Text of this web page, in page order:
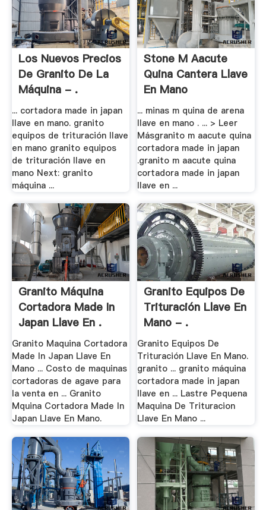
Los Nuevos Precios
De Granito De La
Máquina - .
... cortadora made in japan
llave en mano. granito
equipos de trituración llave
en mano granito equipos
de trituración llave en
mano Next: granito
máquina ...
Stone M Aacute
Quina Cantera Llave
En Mano
... minas m quina de arena
llave en mano . ... > Leer
Másgranito m aacute quina
cortadora made in japan
.granito m aacute quina
cortadora made in japan
llave en ...
Granito Máquina
Cortadora Made In
Japan Llave En .
Granito Maquina Cortadora
Made In Japan Llave En
Mano ... Costo de maquinas
cortadoras de agave para
la venta en ... Granito
Mquina Cortadora Made In
Japan Llave En Mano.
Granito Equipos De
Trituración Llave En
Mano - .
Granito Equipos De
Trituración Llave En Mano.
granito ... granito máquina
cortadora made in japan
llave en ... Lastre Pequena
Maquina De Trituracion
Llave En Mano ...